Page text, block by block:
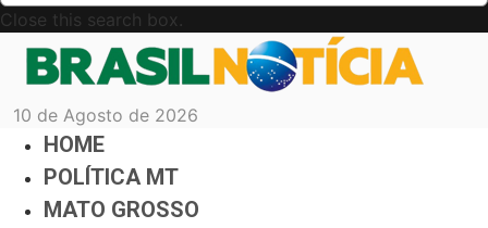
Close this search box.
10 de Agosto de 2026
HOME
POLÍTICA MT
MATO GROSSO